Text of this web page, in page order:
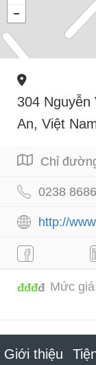
304
An, Việt
Chỉ
0238
http://
đđđđ Mức
Giới thiệu